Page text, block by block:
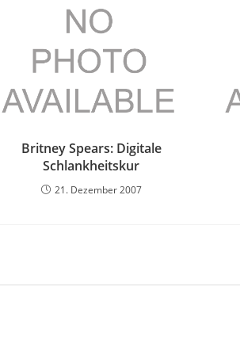
Britney Spears: Digitale
Schlankheitskur
21. Dezember 2007